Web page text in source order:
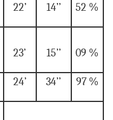
22’ 14’’ 52 %
23’ 15’’ 09 %
24’ 34’’ 97 %